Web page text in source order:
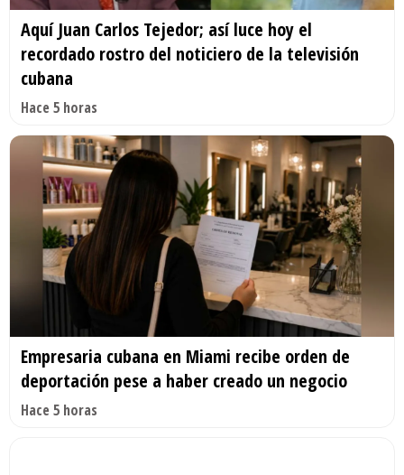
Aquí Juan Carlos Tejedor; así luce hoy el
recordado rostro del noticiero de la televisión
cubana
Hace 5 horas
Empresaria cubana en Miami recibe orden de
deportación pese a haber creado un negocio
Hace 5 horas